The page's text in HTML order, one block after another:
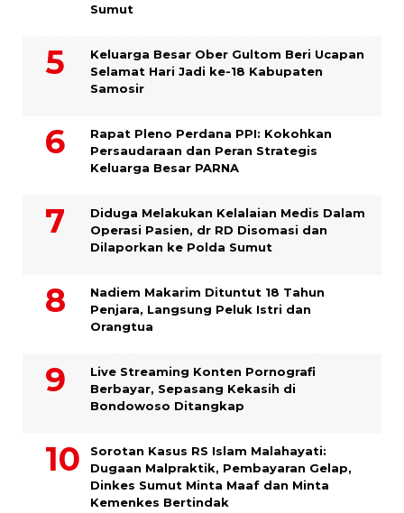
Sumut
Keluarga Besar Ober Gultom Beri Ucapan
Selamat Hari Jadi ke-18 Kabupaten
Samosir
Rapat Pleno Perdana PPI: Kokohkan
Persaudaraan dan Peran Strategis
Keluarga Besar PARNA
Diduga Melakukan Kelalaian Medis Dalam
Operasi Pasien, dr RD Disomasi dan
Dilaporkan ke Polda Sumut
​Nadiem Makarim Dituntut 18 Tahun
Penjara, Langsung Peluk Istri dan
Orangtua
Live Streaming Konten Pornografi
Berbayar, Sepasang Kekasih di
Bondowoso Ditangkap
Sorotan Kasus RS Islam Malahayati:
Dugaan Malpraktik, Pembayaran Gelap,
Dinkes Sumut Minta Maaf dan Minta
Kemenkes Bertindak